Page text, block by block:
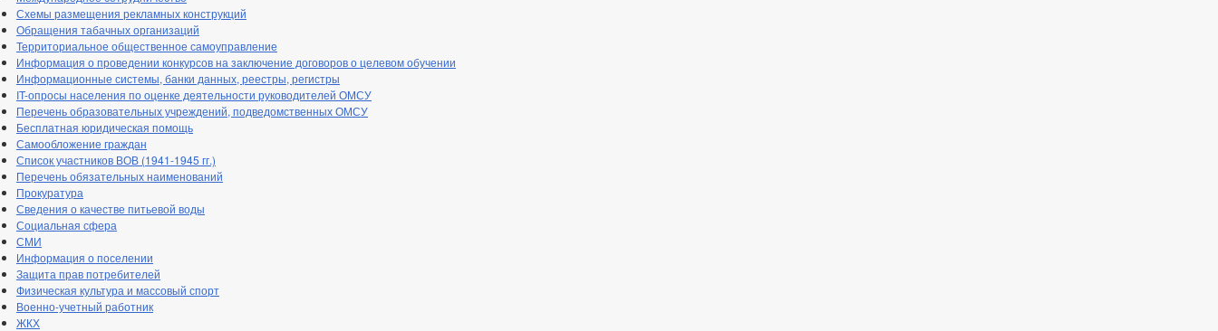
Схемы размещения рекламных конструкций
Обращения табачных организаций
Территориальное общественное самоуправление
Информация о проведении конкурсов на заключение договоров о целевом обучении
Информационные системы, банки данных, реестры, регистры
IT-опросы населения по оценке деятельности руководителей ОМСУ
Перечень образовательных учреждений, подведомственных ОМСУ
Бесплатная юридическая помощь
Самообложение граждан
Список участников ВОВ (1941-1945 гг.)
Перечень обязательных наименований
Прокуратура
Сведения о качестве питьевой воды
Социальная сфера
СМИ
Информация о поселении
Защита прав потребителей
Физическая культура и массовый спорт
Военно-учетный работник
ЖКХ